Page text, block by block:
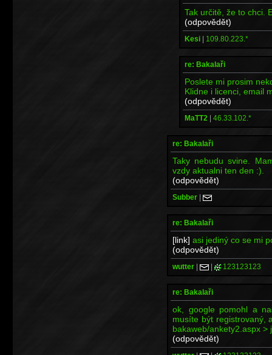
Tak určitě, že to chci.
(odpovědět)
Kesi | 109.80.223.*
re: Bakalaři
Poslete mi prosim
Klidne i licenci, email
(odpovědět)
MaTT2 | 46.33.102.*
re: Bakalaři
Taky nebudu svine.
vzdy aktualni ten den :).
(odpovědět)
Subber |
re: Bakalaři
[link] asi jediný co se mi
(odpovědět)
wutter | | 123123123
re: Bakalaři
ok, google pomohl a
musíte být registrovaný,
bakaweb/ankety2.aspx >
(odpovědět)